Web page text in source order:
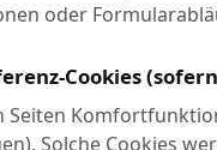
oder
Cookies
Seiten
Solche Cookies